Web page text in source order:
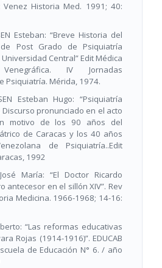
Venez Historia Med. 1991; 40:
Esteban: “Breve Historia del
Post Grado de Psiquiatría
Central” Edit Médica
IV Jornadas
Psiquiatría. Mérida, 1974.
Esteban Hugo: “Psiquiatría
Discurso pronunciado en el acto
motivo de los 90 años del
de Caracas y los 40 años
de Psiquiatría..Edit
1992
José María: “El Doctor Ricardo
antecesor en el sillón XIV”. Rev
Medicina. 1966-1968; 14-16:
“Las reformas educativas
Rojas (1914-1916)”. EDUCAB
de Educación N° 6. / año